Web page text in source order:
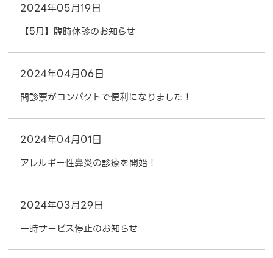
2024年05月19日
【5月】臨時休診のお知らせ
2024年04月06日
問診票がコンパクトで便利になりました！
2024年04月01日
アレルギー性鼻炎の診療を開始！
2024年03月29日
一時サービス停止のお知らせ